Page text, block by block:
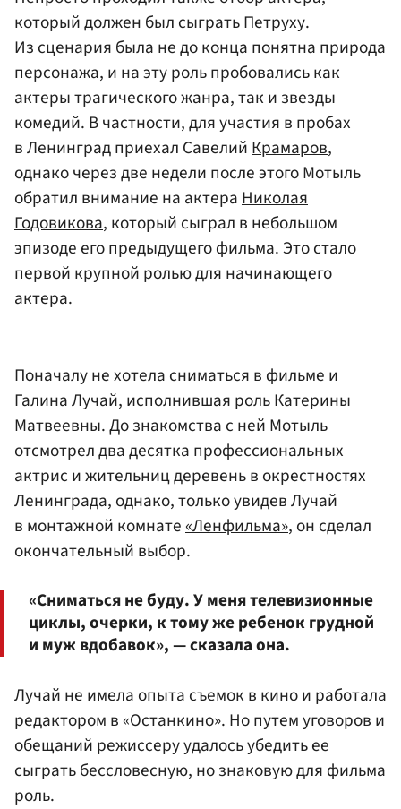
который должен был сыграть Петруху.
Из сценария была не до конца понятна природа
персонажа, и на эту роль пробовались как
актеры трагического жанра, так и звезды
комедий. В частности, для участия в пробах
в Ленинград приехал СавелийКрамаров,
однако через две недели после этого Мотыль
обратил внимание на актераНиколая
Годовикова, который сыграл в небольшом
эпизоде его предыдущего фильма. Это стало
первой крупной ролью для начинающего
актера.
Поначалу не хотела сниматься в фильме и
Галина Лучай, исполнившая роль Катерины
Матвеевны. До знакомства с ней Мотыль
отсмотрел два десятка профессиональных
актрис и жительниц деревень в окрестностях
Ленинграда, однако, только увидев Лучай
в монтажной комнате«Ленфильма», он сделал
окончательный выбор.
«Сниматься не буду. У меня телевизионные
циклы, очерки, к тому же ребенок грудной
и муж вдобавок», — сказала она.
Лучай не имела опыта съемок в кино и работала
редактором в «Останкино». Но путем уговоров и
обещаний режиссеру удалось убедить ее
сыграть бессловесную, но знаковую для фильма
роль.